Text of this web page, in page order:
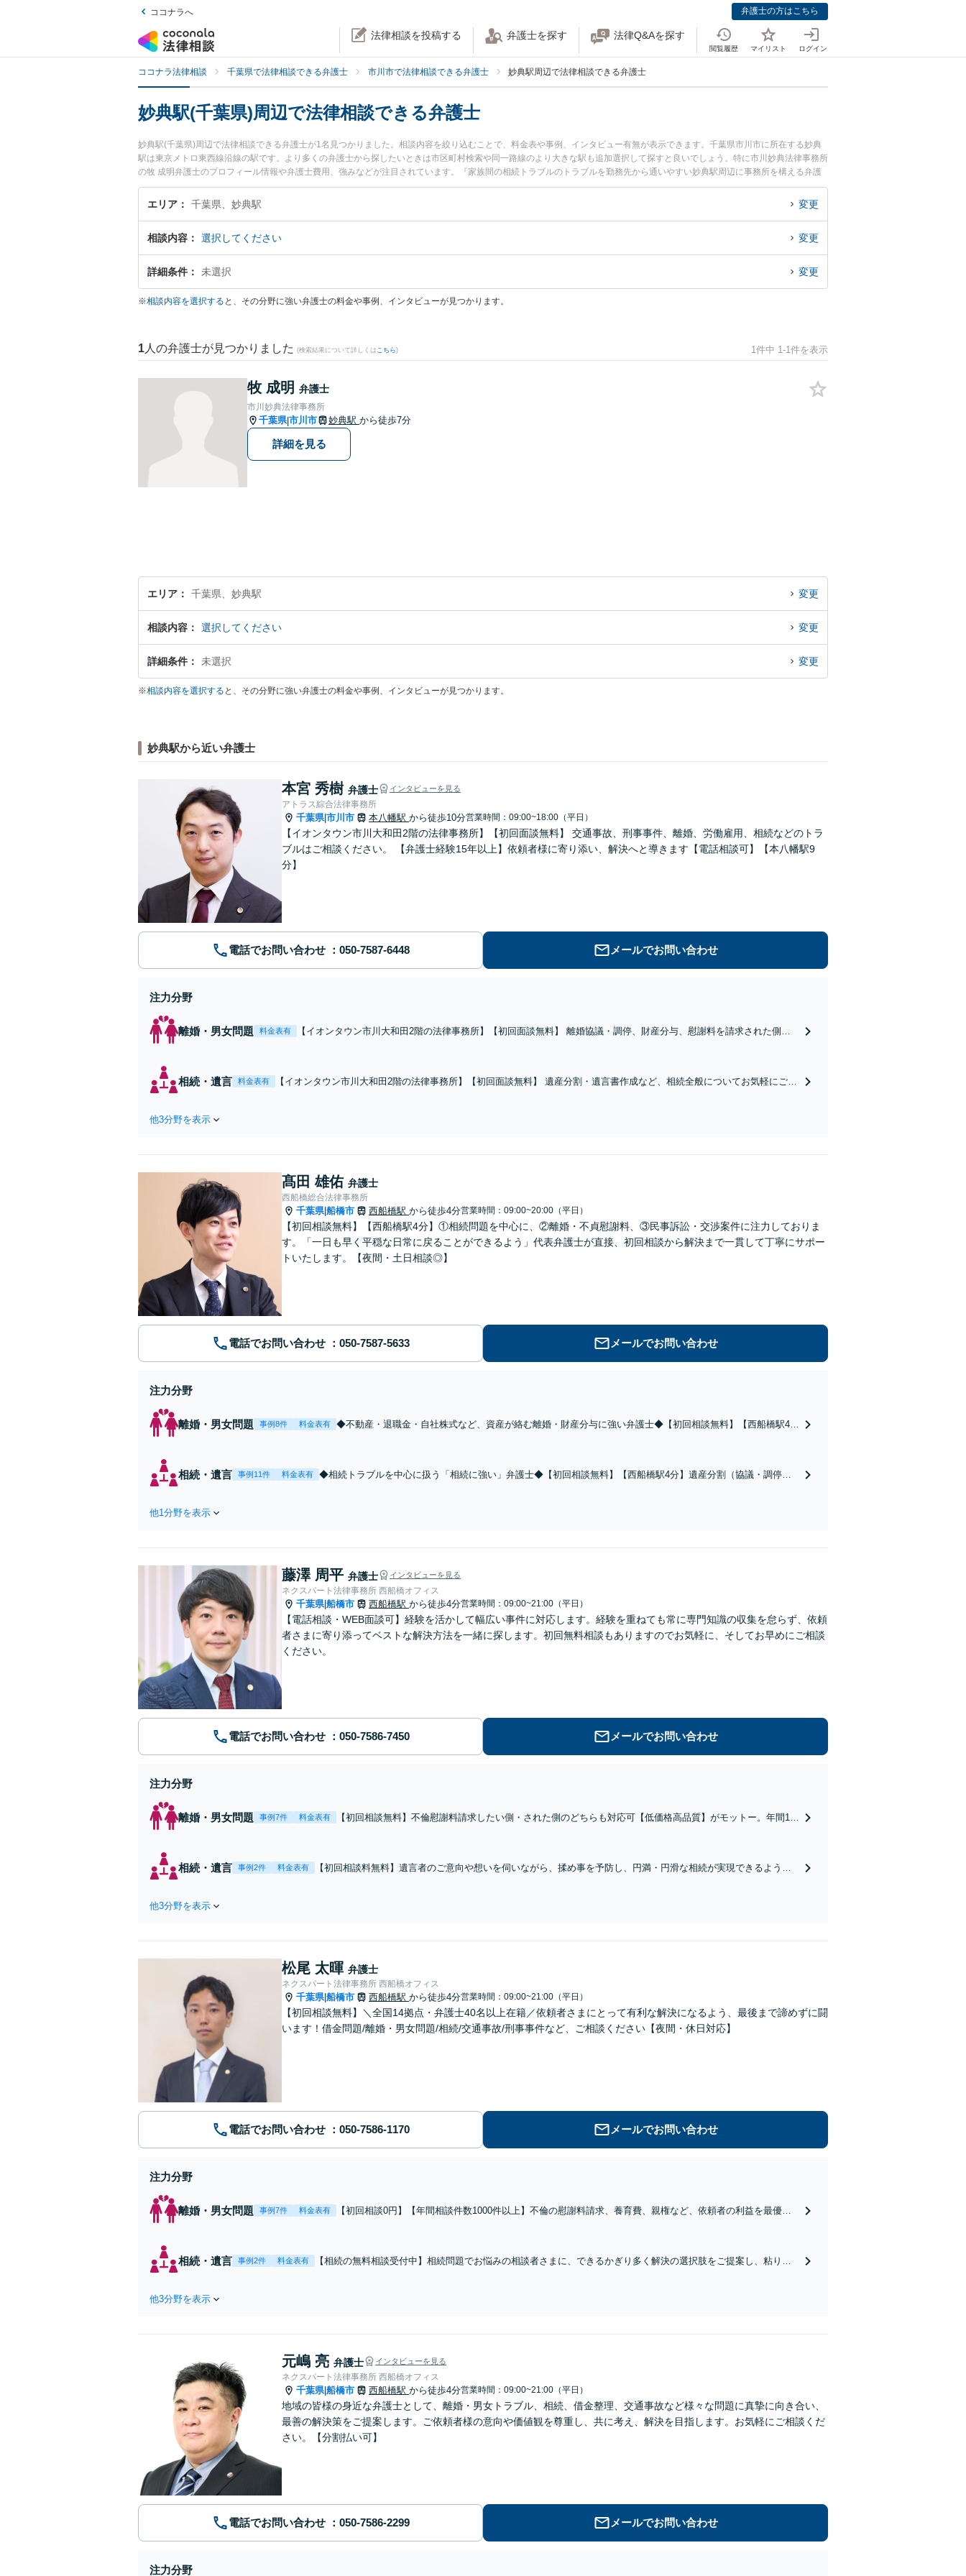
ココナラへ 弁護士の方はこちら
法律相談を投稿する 弁護士を探す 法律Q&Aを探す
閲覧履歴 マイリスト ログイン
ココナラ法律相談 千葉県で法律相談できる弁護士 市川市で法律相談できる弁護士 妙典駅周辺で法律相談できる弁護士
妙典駅(千葉県)周辺で法律相談できる弁護士
妙典駅(千葉県)周辺で法律相談できる弁護士が1名見つかりました。相談内容を絞り込むことで、料金表や事例、インタビュー有無が表示できます。千葉県市川市に所在する妙典
駅は東京メトロ東西線沿線の駅です。より多くの弁護士から探したいときは市区町村検索や同一路線のより大きな駅も追加選択して探すと良いでしょう。特に市川妙典法律事務所
の牧 成明弁護士のプロフィール情報や弁護士費用、強みなどが注目されています。『家族間の相続トラブルのトラブルを勤務先から通いやすい妙典駅周辺に事務所を構える弁護
士に面談予約したい』『家族間の相続トラブルのトラブル解決の実績豊富な妙典駅近くの弁護士を検索したい』『初回無料で家族間の相続トラブルを法律相談できる妙典駅付近の
弁護士に面談予約したい』などでお困りの相談者さんにおすすめです。
エリア 千葉県、妙典駅 変更
相談内容 選択してください 変更
詳細条件 未選択 変更
※相談内容を選択する と、その分野に強い弁護士の料金や事例、インタビューが見つかります。
1 人の弁護士が見つかりました (検索結果について詳しくは こちら) 1件中 1-1件を表示
牧 成明 弁護士
市川妙典法律事務所
千葉県|市川市 妙典駅 から徒歩7分
詳細を見る
エリア 千葉県、妙典駅 変更
相談内容 選択してください 変更
詳細条件 未選択 変更
※相談内容を選択する と、その分野に強い弁護士の料金や事例、インタビューが見つかります。
妙典駅から近い弁護士
本宮 秀樹 弁護士 インタビューを見る
アトラス綜合法律事務所
千葉県|市川市 本八幡駅 から徒歩10分営業時間：09:00~18:00（平日）
【イオンタウン市川大和田2階の法律事務所】【初回面談無料】 交通事故、刑事事件、離婚、労働雇用、相続などのトラ
ブルはご相談ください。 【弁護士経験15年以上】依頼者様に寄り添い、解決へと導きます【電話相談可】【本八幡駅9
分】
電話でお問い合わせ メールでお問い合わせ
注力分野
離婚・男女問題 料金表有
【イオンタウン市川大和田2階の法律事務所】【初回面談無料】 離婚協議・調停、財産分与、慰謝料を請求された側／
相続・遺言 料金表有
【イオンタウン市川大和田2階の法律事務所】【初回面談無料】 遺産分割・遺言書作成など、相続全般についてお気軽にご相
他3分野を表示
髙田 雄佑 弁護士
西船橋総合法律事務所
千葉県|船橋市 西船橋駅 から徒歩4分営業時間：09:00~20:00（平日）
【初回相談無料】【西船橋駅4分】①相続問題を中心に、②離婚・不貞慰謝料、③民事訴訟・交渉案件に注力しておりま
す。「一日も早く平穏な日常に戻ることができるよう」代表弁護士が直接、初回相談から解決まで一貫して丁寧にサポー
トいたします。【夜間・土日相談◎】
電話でお問い合わせ メールでお問い合わせ
注力分野
離婚・男女問題 事例8件 料金表有
◆不動産・退職金・自社株式など、資産が絡む離婚・財産分与に強い弁護士◆【初回相談無料】【西船橋駅4
相続・遺言 事例11件 料金表有
◆相続トラブルを中心に扱う「相続に強い」弁護士◆【初回相談無料】【西船橋駅4分】遺産分割（協議・調停・
他1分野を表示
藤澤 周平 弁護士 インタビューを見る
ネクスパート法律事務所 西船橋オフィス
千葉県|船橋市 西船橋駅 から徒歩4分営業時間：09:00~21:00（平日）
【電話相談・WEB面談可】経験を活かして幅広い事件に対応します。経験を重ねても常に専門知識の収集を怠らず、依頼
者さまに寄り添ってベストな解決方法を一緒に探します。初回無料相談もありますのでお気軽に、そしてお早めにご相談
ください。
電話でお問い合わせ メールでお問い合わせ
注力分野
離婚・男女問題 事例7件 料金表有
【初回相談無料】不倫慰謝料請求したい側・された側のどちらも対応可【低価格高品質】がモットー。年間10
相続・遺言 事例2件 料金表有
【初回相談料無料】遺言者のご意向や想いを伺いながら、揉め事を予防し、円満・円滑な相続が実現できるよう遺
他3分野を表示
松尾 太暉 弁護士
ネクスパート法律事務所 西船橋オフィス
千葉県|船橋市 西船橋駅 から徒歩4分営業時間：09:00~21:00（平日）
【初回相談無料】＼全国14拠点・弁護士40名以上在籍／依頼者さまにとって有利な解決になるよう、最後まで諦めずに闘
います！借金問題/離婚・男女問題/相続/交通事故/刑事事件など、ご相談ください【夜間・休日対応】
電話でお問い合わせ メールでお問い合わせ
注力分野
離婚・男女問題 事例7件 料金表有
【初回相談0円】【年間相談件数1000件以上】不倫の慰謝料請求、養育費、親権など、依頼者の利益を最優先
相続・遺言 事例2件 料金表有
【相続の無料相談受付中】相続問題でお悩みの相談者さまに、できるかぎり多く解決の選択肢をご提案し、粘り強
他3分野を表示
元嶋 亮 弁護士 インタビューを見る
ネクスパート法律事務所 西船橋オフィス
千葉県|船橋市 西船橋駅 から徒歩4分営業時間：09:00~21:00（平日）
地域の皆様の身近な弁護士として、離婚・男女トラブル、相続、借金整理、交通事故など様々な問題に真摯に向き合い、
最善の解決策をご提案します。ご依頼者様の意向や価値観を尊重し、共に考え、解決を目指します。お気軽にご相談くだ
さい。【分割払い可】
電話でお問い合わせ メールでお問い合わせ
注力分野